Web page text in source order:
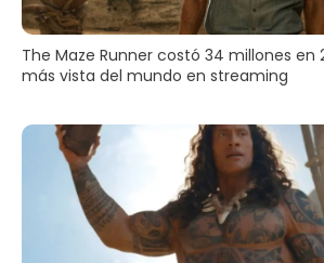
The Maze Runner costó 34 millones en
más vista del mundo en streaming